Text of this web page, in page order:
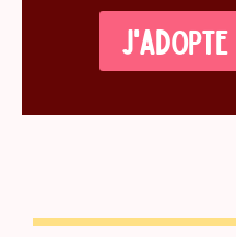
J'ADOPTE